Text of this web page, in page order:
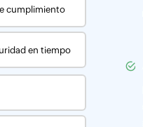
cumplimiento
en tiempo